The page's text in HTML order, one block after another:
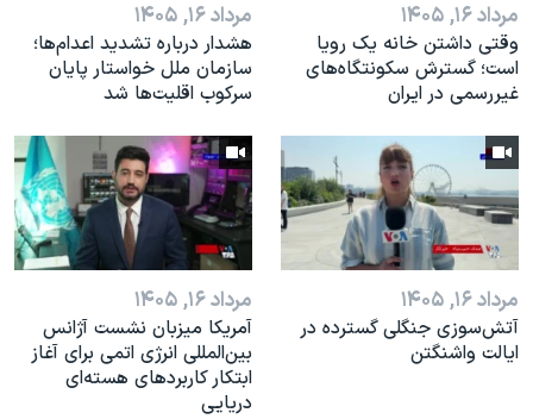
مرداد ۱۶, ۱۴۰۵
وقتی داشتن خانه یک رویا
است؛ گسترش سکونتگاه‌های
غیررسمی در ایران
مرداد ۱۶, ۱۴۰۵
هشدار درباره تشدید اعدام‌ها؛
سازمان ملل خواستار پایان
سرکوب اقلیت‌ها شد
مرداد ۱۶, ۱۴۰۵
آتش‌سوزی جنگلی گسترده در
ایالت واشنگتن
مرداد ۱۶, ۱۴۰۵
آمریکا میزبان نشست آژانس
بین‌المللی انرژی اتمی برای آغاز
ابتکار کاربردهای هسته‌ای
دریایی